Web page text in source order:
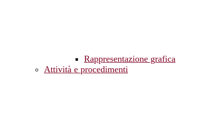
Rappresentazione grafica
Attività e procedimenti